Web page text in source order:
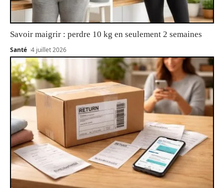
Savoir maigrir : perdre 10 kg en seulement 2 semaines
Santé 4 juillet 2026